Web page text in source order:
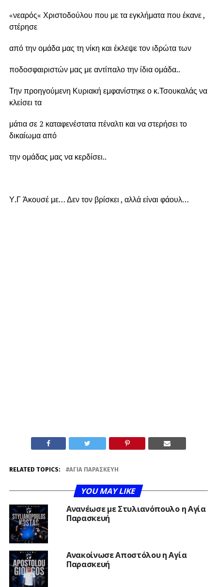
«νεαρός« Χριστοδούλου που με τα εγκλήματα που έκανε ,
στέρησε
από την ομάδα μας τη νίκη και έκλεψε τον ιδρώτα των
ποδοσφαιριστών μας με αντίπαλο την ίδια ομάδα..
Την προηγούμενη Κυριακή εμφανίστηκε ο κ.Τσουκαλάς να
κλείσει τα
μάτια σε 2 καταφενέστατα πέναλτι και να στερήσει το
δικαίωμα από
την ομάδας μας να κερδίσει..
Υ.Γ Άκουσέ με… Δεν τον βρίσκει , αλλά είναι φάουλ…
RELATED TOPICS: ΑΓΊΑ ΠΑΡΑΣΚΕΥΉ
YOU MAY LIKE
Ανανέωσε με Στυλιανόπουλο η Αγία
Παρασκευή
Ανακοίνωσε Αποστόλου η Αγία
Παρασκευή